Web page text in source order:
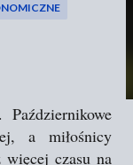
a miłośnicy
więcej czasu na